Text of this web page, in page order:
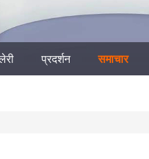
प्रदर्शन समाचार